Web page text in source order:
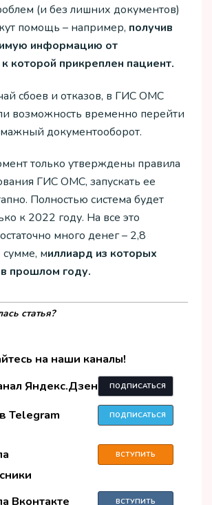
(и без лишних документов)
помощь – например, получив
информацию от
которой прикреплен пациент.
сбоев и отказов, в ГИС ОМС
возможность временно перейти
документооборот.
только утверждены правила
ГИС ОМС, запускать ее
Полностью система будет
к 2022 году. На все это
много денег – 2,8
миллиард из которых
прошлом году.
статья?
на наши каналы!
Яндекс.Дзен
ПОДПИСАТЬСЯ
Telegram ПОДПИСАТЬСЯ
ВСТУПИТЬ
Вконтакте ВСТУПИТЬ